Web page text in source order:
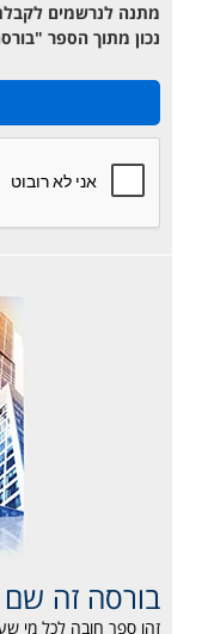
מתנה לנרשמים
נכון מתוך הספר
בורסה זה
זהו ספר חובה לכל מי